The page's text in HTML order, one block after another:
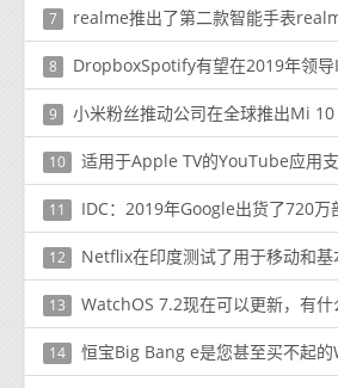
7 realme推出了第二款智能手表
8 DropboxSpotify有望在2019年领导
9 小米粉丝推动公司在全球推出Mi
10 适用于Apple TV的YouTube应用
11 IDC：2019年Google出货了720万
12 Netflix在印度测试了用于移动和
13 WatchOS 7.2现在可以更新，有什
14 恒宝Big Bang e是您甚至买不起